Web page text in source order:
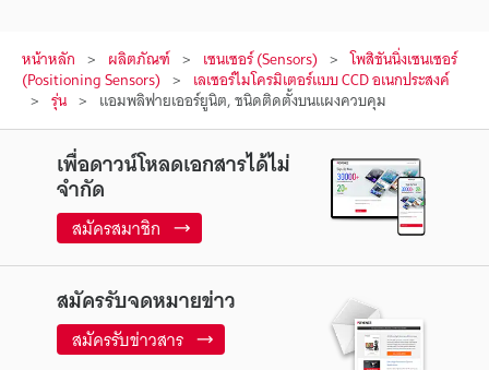
หน้าหลัก ผลิตภัณฑ์ เซนเซอร์ (Sensors) โพสิชันนิ่งเซนเซอร์
(Positioning Sensors) เลเซอร์ไมโครมิเตอร์แบบ CCD อเนกประสงค์
รุ่น แอมพลิฟายเออร์ยูนิต, ชนิดติดตั้งบนแผงควบคุม
เพื่อดาวน์โหลดเอกสารได้ไม่
จำกัด
สมัครสมาชิก
สมัครรับจดหมายข่าว
สมัครรับข่าวสาร